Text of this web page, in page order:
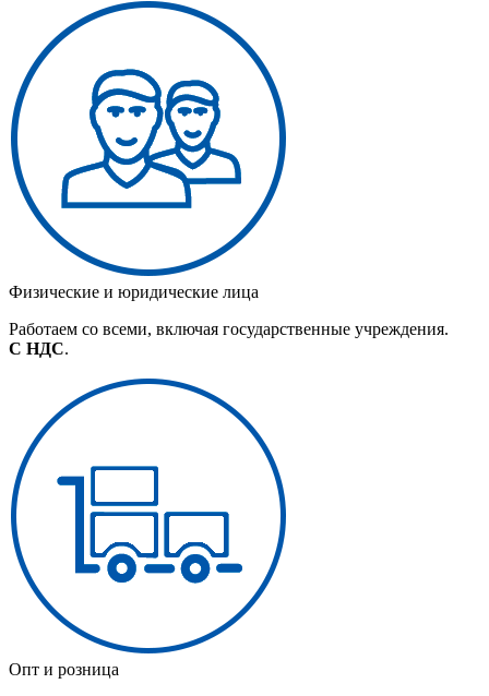
Физические и юридические лица
Работаем со всеми, включая государственные учреждения.
С НДС.
Опт и розница